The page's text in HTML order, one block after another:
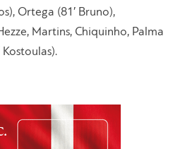
Ortega (81′ Bruno),
Martins, Chiquinho, Palma
Kostoulas).